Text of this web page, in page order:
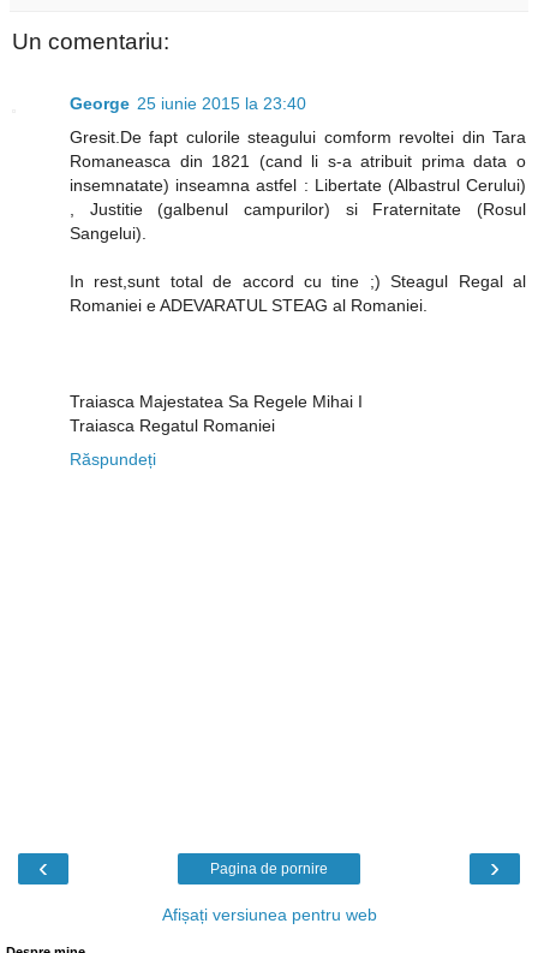
Un comentariu:
George 25 iunie 2015 la 23:40
Gresit.De fapt culorile steagului comform revoltei din Tara
Romaneasca din 1821 (cand li s-a atribuit prima data o
insemnatate) inseamna astfel : Libertate (Albastrul Cerului)
, Justitie (galbenul campurilor) si Fraternitate (Rosul
Sangelui).
In rest,sunt total de accord cu tine ;) Steagul Regal al
Romaniei e ADEVARATUL STEAG al Romaniei.
Traiasca Majestatea Sa Regele Mihai I
Traiasca Regatul Romaniei
Răspundeți
‹ ›
Pagina de pornire
Afișați versiunea pentru web